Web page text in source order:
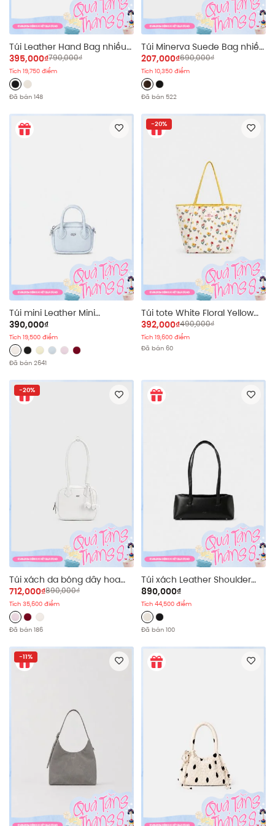
Túi Leather Hand Bag nhiều
màu
395,000₫790,000₫
Tích 19,750 điểm
Đã bán 148
Túi Minerva Suede Bag nhiều
màu
207,000₫690,000₫
Tích 10,350 điểm
Đã bán 522
Túi mini Leather Mini
Crossbody Bag nhiều màu
390,000₫
Tích 19,500 điểm
Đã bán 2641
-20%
Túi tote White Floral Yellow
Trim
392,000₫490,000₫
Tích 19,600 điểm
Đã bán 60
-20%
Túi xách da bóng dây hoa
Glossy Leather Hand Bag
712,000₫890,000₫
Tích 35,600 điểm
Đã bán 186
Túi xách Leather Shoulder
Bag nhiều màu
890,000₫
Tích 44,500 điểm
Đã bán 100
-11%